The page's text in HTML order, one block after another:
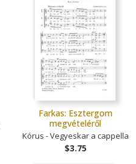
Farkas: Esztergom
megvételéről
Kórus - Vegyeskar a cappella
$3.75